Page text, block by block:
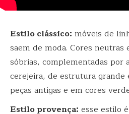
Estilo clássico: móveis de
saem de moda. Cores neutras
sóbrias, complementadas por
cerejeira, de estrutura grande
peças antigas e em cores
Estilo provença: esse estilo